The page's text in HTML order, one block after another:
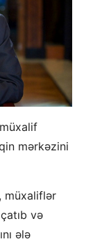
mərkəzini
müxaliflər
və
ələ